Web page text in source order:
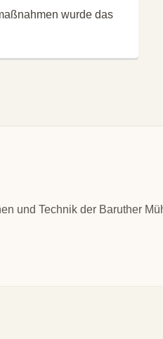
wurde das
und Technik der Baruther